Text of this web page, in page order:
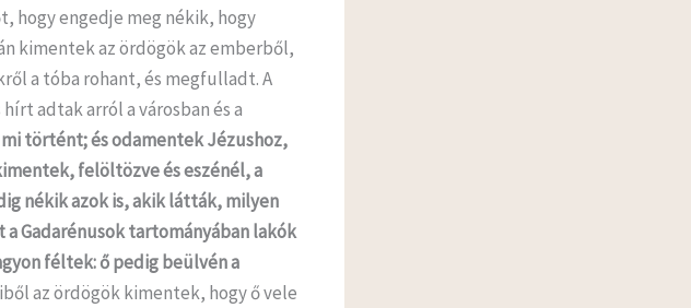
hogy engedje meg nékik, hogy
kimentek az ördögök az emberből,
a tóba rohant, és megfulladt. A
adtak arról a városban és a
történt; és odamentek Jézushoz,
felöltözve és eszénél, a
nékik azok is, akik látták, milyen
Gadarénusok tartományában lakók
féltek: ő pedig beülvén a
az ördögök kimentek, hogy ő vele